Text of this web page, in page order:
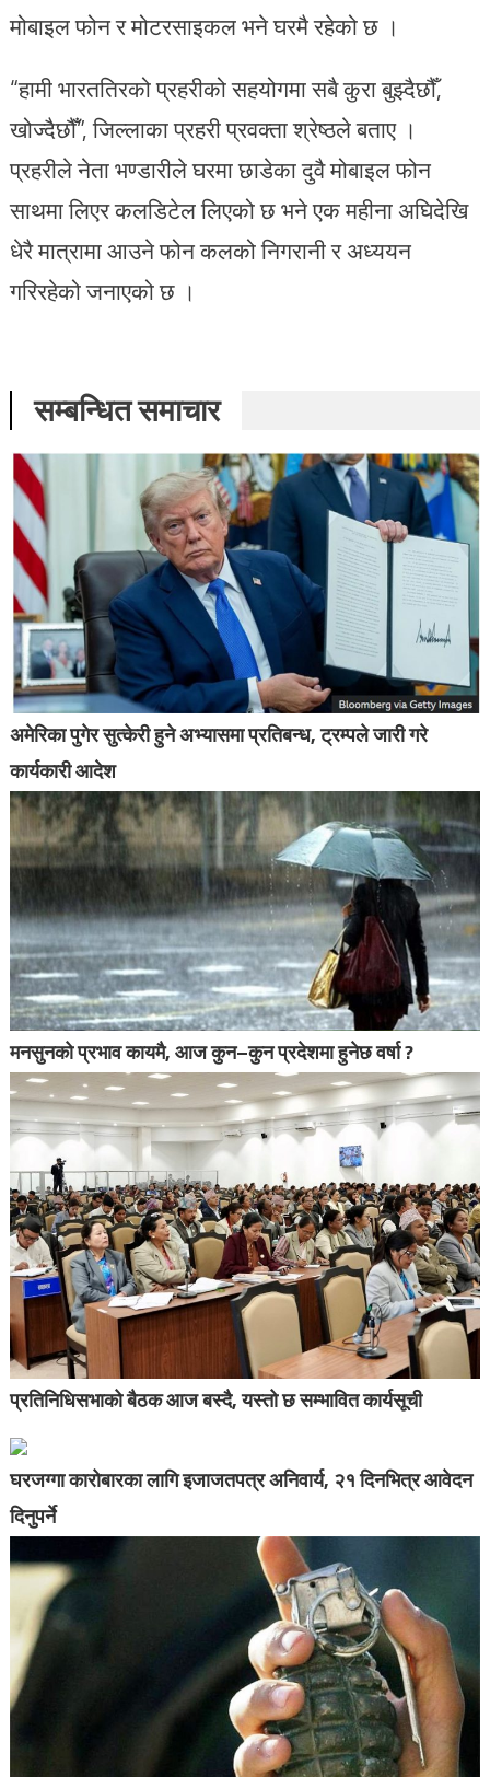
मोबाइल फोन र मोटरसाइकल भने घरमै रहेको छ ।
“हामी भारततिरको प्रहरीको सहयोगमा सबै कुरा बुझ्दैछौँ,
खोज्दैछौँ”, जिल्लाका प्रहरी प्रवक्ता श्रेष्ठले बताए ।
प्रहरीले नेता भण्डारीले घरमा छाडेका दुवै मोबाइल फोन
साथमा लिएर कलडिटेल लिएको छ भने एक महीना अघिदेखि
धेरै मात्रामा आउने फोन कलको निगरानी र अध्ययन
गरिरहेको जनाएको छ ।
सम्बन्धित समाचार
अमेरिका पुगेर सुत्केरी हुने अभ्यासमा प्रतिबन्ध, ट्रम्पले जारी गरे
कार्यकारी आदेश
मनसुनको प्रभाव कायमै, आज कुन–कुन प्रदेशमा हुनेछ वर्षा ?
प्रतिनिधिसभाको बैठक आज बस्दै, यस्तो छ सम्भावित कार्यसूची
घरजग्गा कारोबारका लागि इजाजतपत्र अनिवार्य, २१ दिनभित्र आवेदन
दिनुपर्ने